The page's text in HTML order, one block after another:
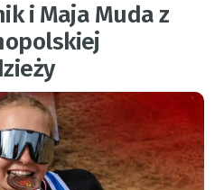
i Maja Muda z